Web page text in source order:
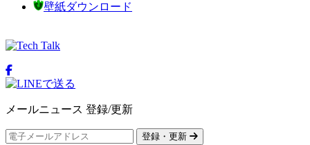
壁紙ダウンロード
メールニュース 登録/更新
登録・更新